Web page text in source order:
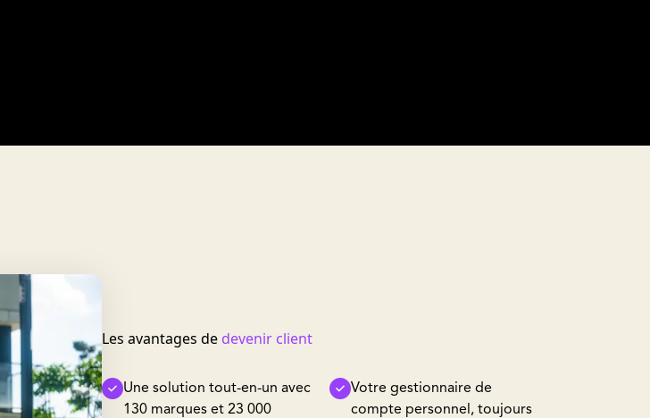
Les avantages de devenir client
Une solution tout-en-un avec
130 marques et 23 000
Votre gestionnaire de
compte personnel, toujours